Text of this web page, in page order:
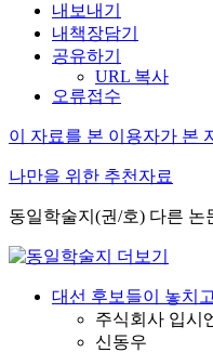
내보내기
내책장담기
공유하기
URL 복사
오류접수
이 자료를 본 이용자가 본
나만을 위한 추천자료
동일학술지(권/호) 다른 논
대선 후보들이 놓치
주식회사 입시
신동우